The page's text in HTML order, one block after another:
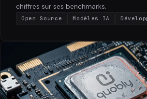
chiffres sur ses benchmarks.
Open Source Modèles IA